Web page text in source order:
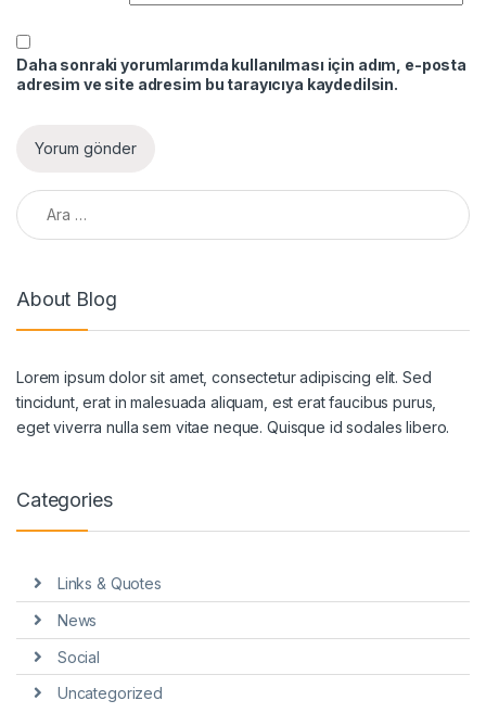
Daha sonraki yorumlarımda kullanılması için adım, e-posta
adresim ve site adresim bu tarayıcıya kaydedilsin.
Arama:
About Blog
Lorem ipsum dolor sit amet, consectetur adipiscing elit. Sed
tincidunt, erat in malesuada aliquam, est erat faucibus purus,
eget viverra nulla sem vitae neque. Quisque id sodales libero.
Categories
Links & Quotes
News
Social
Uncategorized